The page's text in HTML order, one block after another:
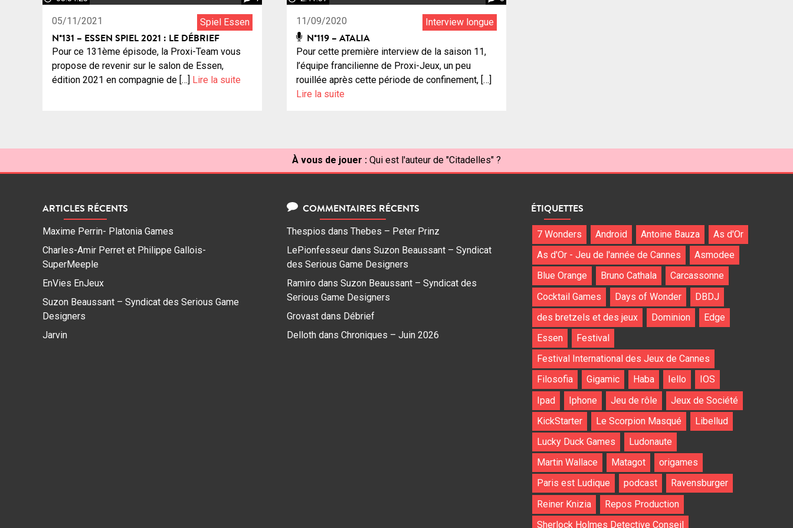
05/11/2021 Spiel Essen
N°131 – ESSEN SPIEL 2021 : LE DÉBRIEF
Pour ce 131ème épisode, la Proxi-Team vous
propose de revenir sur le salon de Essen,
édition 2021 en compagnie de […]
Lire la suite
11/09/2020 Interview longue
N°119 – ATALIA
Pour cette première interview de la saison 11,
l’équipe francilienne de Proxi-Jeux, un peu
rouillée après cette période de confinement, […]
Lire la suite
À vous de jouer : Qui est l'auteur de "Citadelles" ?
ARTICLES RÉCENTS
Maxime Perrin- Platonia Games
Charles-Amir Perret et Philippe Gallois-
SuperMeeple
EnVies EnJeux
Suzon Beaussant – Syndicat des Serious Game
Designers
Jarvin
COMMENTAIRES RÉCENTS
Thespios dans Thebes – Peter Prinz
LePionfesseur dans Suzon Beaussant – Syndicat
des Serious Game Designers
Ramiro dans Suzon Beaussant – Syndicat des
Serious Game Designers
Grovast dans Débrief
Delloth dans Chroniques – Juin 2026
ÉTIQUETTES
7 Wonders Android Antoine Bauza
As d'Or
As d'Or - Jeu de l'année de Cannes
Asmodee
Blue Orange
Bruno Cathala
Carcassonne
Cocktail Games
Days of Wonder
DBDJ
des bretzels et des jeux
Dominion
Edge
Essen
Festival
Festival International des Jeux de Cannes
Filosofia
Gigamic Haba Iello
IOS
Ipad
Iphone Jeu de rôle
Jeux de Société
KickStarter
Le Scorpion Masqué
Libellud
Lucky Duck Games
Ludonaute
Martin Wallace
Matagot
origames
Paris est Ludique
podcast
Ravensburger
Reiner Knizia
Repos Production
Sherlock Holmes Detective Conseil